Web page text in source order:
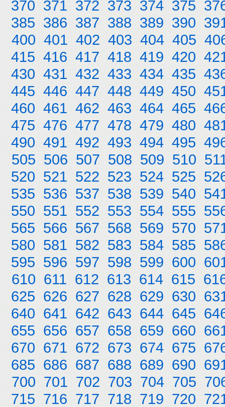
370 371 372 373 374 375
385 386 387 388 389 390
400 401 402 403 404 405
415 416 417 418 419 420
430 431 432 433 434 435
445 446 447 448 449 450
460 461 462 463 464 465
475 476 477 478 479 480
490 491 492 493 494 495
505 506 507 508 509 510
520 521 522 523 524 525
535 536 537 538 539 540
550 551 552 553 554 555
565 566 567 568 569 570
580 581 582 583 584 585
595 596 597 598 599 600
610 611 612 613 614 615
625 626 627 628 629 630
640 641 642 643 644 645
655 656 657 658 659 660
670 671 672 673 674 675
685 686 687 688 689 690
700 701 702 703 704 705
715 716 717 718 719 720